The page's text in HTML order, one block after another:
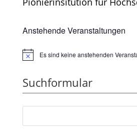
Anstehende Veranstaltungen
HinweisEs sind keine anstehenden
Suchformular